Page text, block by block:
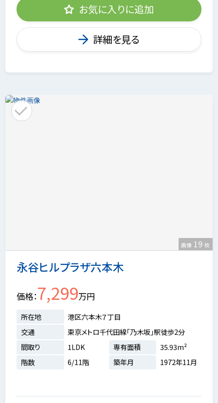
お気に入りに追加
詳細を見る
永谷ヒルプラザ六本木
画像 19 枚
価格 7,299万円
所在地
港区六本木７丁目
交通
東京メトロ千代田線「乃木坂」駅徒歩2分
間取り
1LDK 専有面積
35.93m²
階数
6/11階 築年月 1972年11月